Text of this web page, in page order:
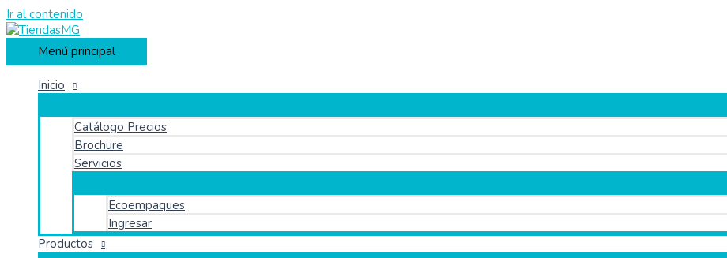
Ir al contenido
Menú principal
Inicio
Catálogo Precios
Brochure
Servicios
Ecoempaques
Ingresar
Productos